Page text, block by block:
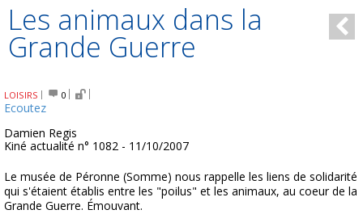
Les animaux dans la
Grande Guerre
LOISIRS 0
Ecoutez
Damien Regis
Kiné actualité n° 1082 - 11/10/2007
Le musée de Péronne (Somme) nous rappelle les liens de solidarité
qui s'étaient établis entre les "poilus" et les animaux, au coeur de la
Grande Guerre. Émouvant.